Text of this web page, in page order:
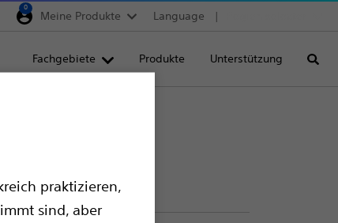
praktizieren,
sind, aber
0
Meine Produkte Language
Fachgebiete Produkte Unterstützung